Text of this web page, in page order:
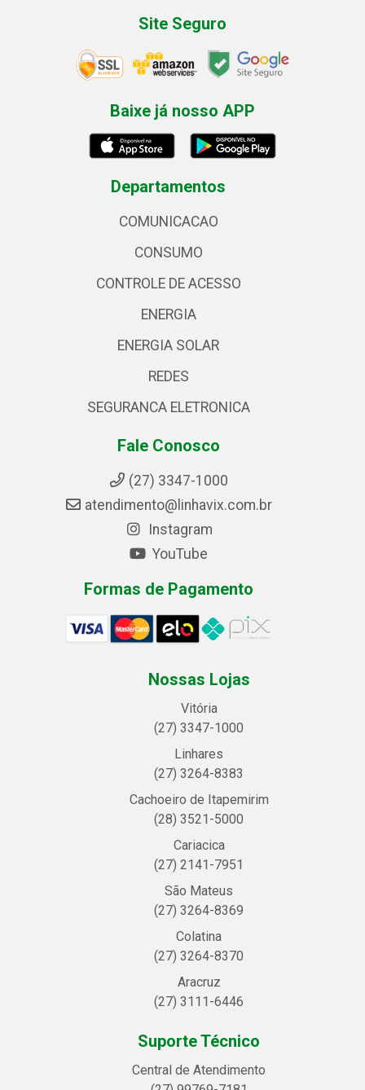
Site Seguro
Baixe já nosso APP
Departamentos
COMUNICACAO
CONSUMO
CONTROLE DE ACESSO
ENERGIA
ENERGIA SOLAR
REDES
SEGURANCA ELETRONICA
Fale Conosco
(27) 3347-1000
atendimento@linhavix.com.br
Instagram
YouTube
Formas de Pagamento
Nossas Lojas
Vitória
(27) 3347-1000
Linhares
(27) 3264-8383
Cachoeiro de Itapemirim
(28) 3521-5000
Cariacica
(27) 2141-7951
São Mateus
(27) 3264-8369
Colatina
(27) 3264-8370
Aracruz
(27) 3111-6446
Suporte Técnico
Central de Atendimento